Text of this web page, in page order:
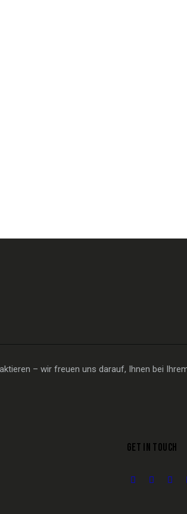
– wir freuen uns darauf, Ihnen bei
GET IN TOUCH